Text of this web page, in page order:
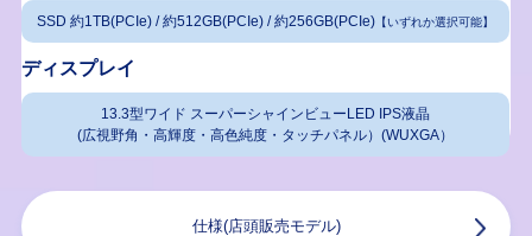
SSD 約1TB(PCIe) / 約512GB(PCIe) / 約256GB(PCIe) 【いずれか選択可能】
ディスプレイ
13.3型ワイド スーパーシャインビューLED IPS液晶
(広視野角・高輝度・高色純度・タッチパネル）(WUXGA）
仕様(店頭販売モデル)